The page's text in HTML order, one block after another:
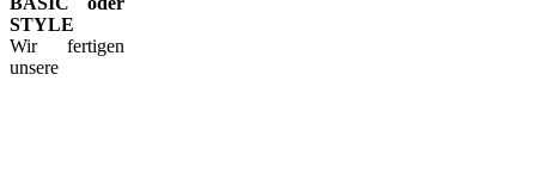
STYLE
Wir fertigen
unsere